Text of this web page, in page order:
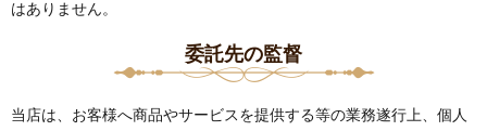
はありません。
委託先の監督
当店は、お客様へ商品やサービスを提供する等の業務遂行上、個人